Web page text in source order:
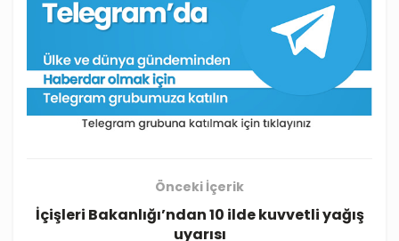
Önceki İçerik
İçişleri Bakanlığı’ndan 10 ilde kuvvetli yağış
uyarısı